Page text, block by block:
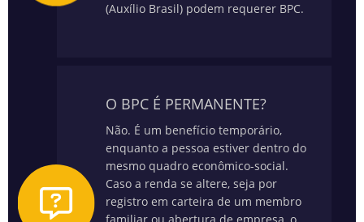
(Auxílio Brasil) podem requerer BPC.
O BPC É PERMANENTE?
Não. É um benefício temporário,
enquanto a pessoa estiver dentro do
mesmo quadro econômico-social.
Caso a renda se altere, seja por
registro em carteira de um membro